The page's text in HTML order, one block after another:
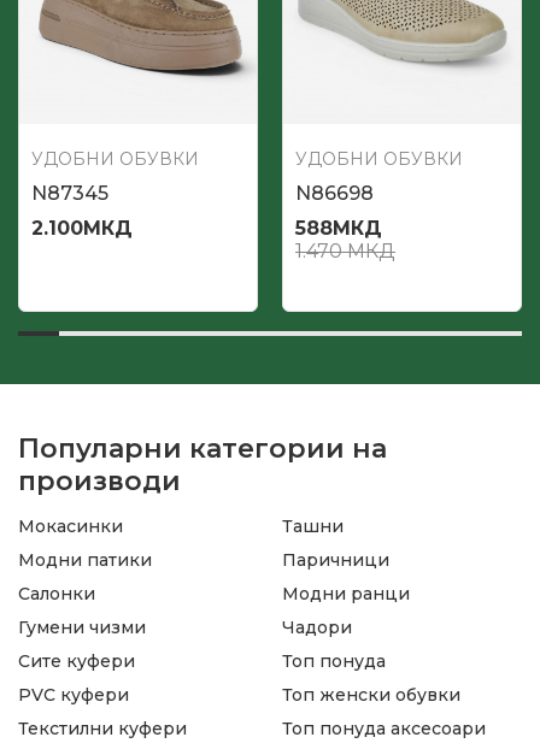
УДОБНИ ОБУВКИ
N87345
2.100МКД
УДОБНИ ОБУВКИ
N86698
588МКД
1.470МКД
Популарни категории на
производи
Мокасинки
Модни патики
Салонки
Гумени чизми
Ташни
Паричници
Модни ранци
Чадори
Сите куфери
PVC куфери
Текстилни куфери
Топ понуда
Топ женски обувки
Топ понуда аксесоари